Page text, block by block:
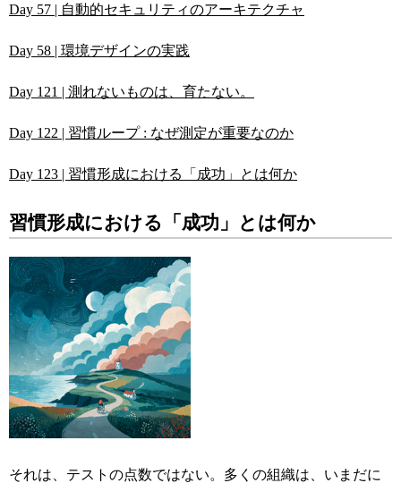
Day 57 | 自動的セキュリティのアーキテクチャ
Day 58 | 環境デザインの実践
Day 121 | 測れないものは、育たない。
Day 122 | 習慣ループ : なぜ測定が重要なのか
Day 123 | 習慣形成における「成功」とは何か
習慣形成における「成功」とは何か
それは、テストの点数ではない。多くの組織は、いまだに